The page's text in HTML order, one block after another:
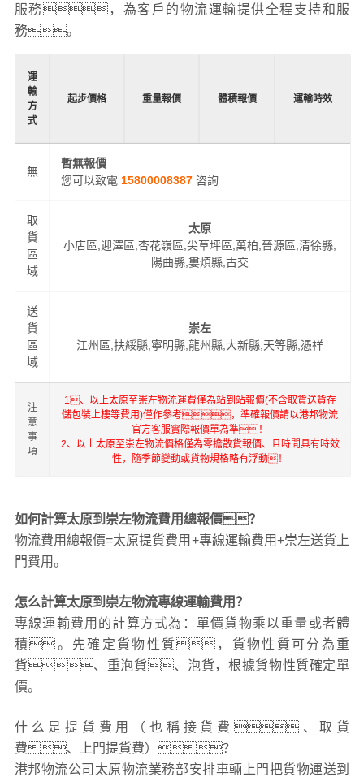
服務，為客戶的物流運輸提供全程支持和服
務。
運
輸
方
式
起步價格 重量報價 體積報價 運輸時效
無
暫無報價
您可以致電 15800008387 咨詢
取
貨
區
域
太原
小店區,迎澤區,杏花嶺區,尖草坪區,萬柏,晉源區,清徐縣,
陽曲縣,婁煩縣,古交
送
貨
區
域
崇左
江州區,扶綏縣,寧明縣,龍州縣,大新縣,天等縣,憑祥
注
意
事
項
1、以上太原至崇左物流運費僅為站到站報價(不含取貨送貨存
儲包裝上樓等費用)僅作參考，準確報價請以港邦物流
官方客服實際報價單為準！
2、以上太原至崇左物流價格僅為零擔散貨報價、且時間具有時效
性，隨季節變動或貨物規格略有浮動！
如何計算太原到崇左物流費用總報價？
物流費用總報價=太原提貨費用+專線運輸費用+崇左送貨上
門費用。
怎么計算太原到崇左物流專線運輸費用？
專線運輸費用的計算方式為：單價貨物乘以重量或者體
積。先確定貨物性質，貨物性質可分為重
貨、重泡貨、泡貨，根據貨物性質確定單
價。
什么是提貨費用（也稱接貨費、取貨
費、上門提貨費）？
港邦物流公司太原物流業務部安排車輛上門把貨物運送到